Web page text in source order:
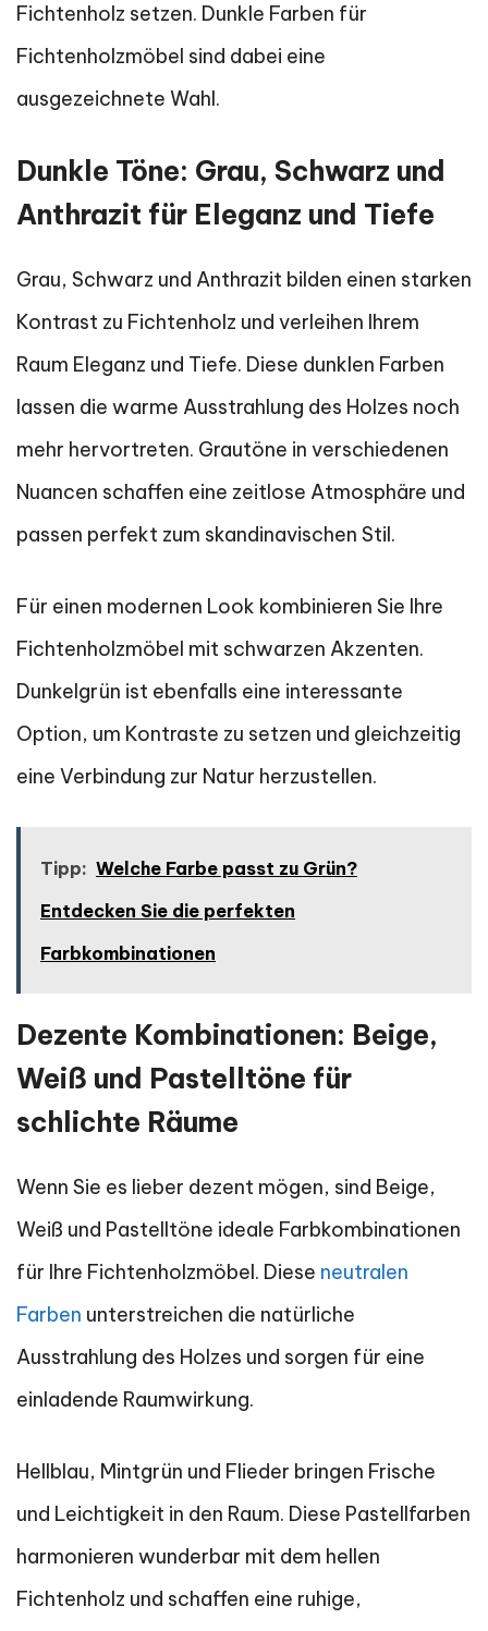
Fichtenholz setzen. Dunkle Farben für
Fichtenholzmöbel sind dabei eine
ausgezeichnete Wahl.
Dunkle Töne: Grau, Schwarz und
Anthrazit für Eleganz und Tiefe
Grau, Schwarz und Anthrazit bilden einen starken
Kontrast zu Fichtenholz und verleihen Ihrem
Raum Eleganz und Tiefe. Diese dunklen Farben
lassen die warme Ausstrahlung des Holzes noch
mehr hervortreten. Grautöne in verschiedenen
Nuancen schaffen eine zeitlose Atmosphäre und
passen perfekt zum skandinavischen Stil.
Für einen modernen Look kombinieren Sie Ihre
Fichtenholzmöbel mit schwarzen Akzenten.
Dunkelgrün ist ebenfalls eine interessante
Option, um Kontraste zu setzen und gleichzeitig
eine Verbindung zur Natur herzustellen.
Tipp: Welche Farbe passt zu Grün?
Entdecken Sie die perfekten
Farbkombinationen
Dezente Kombinationen: Beige,
Weiß und Pastelltöne für
schlichte Räume
Wenn Sie es lieber dezent mögen, sind Beige,
Weiß und Pastelltöne ideale Farbkombinationen
für Ihre Fichtenholzmöbel. Diese neutralen
Farben unterstreichen die natürliche
Ausstrahlung des Holzes und sorgen für eine
einladende Raumwirkung.
Hellblau, Mintgrün und Flieder bringen Frische
und Leichtigkeit in den Raum. Diese Pastellfarben
harmonieren wunderbar mit dem hellen
Fichtenholz und schaffen eine ruhige,